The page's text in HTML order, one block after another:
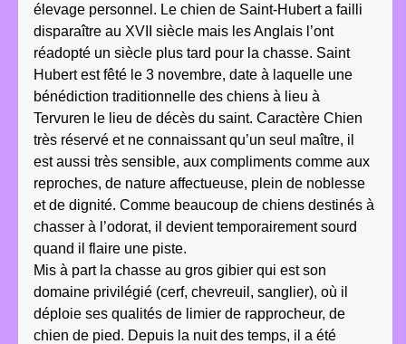
élevage personnel. Le chien de Saint-Hubert a failli
disparaître au XVII siècle mais les Anglais l’ont
réadopté un siècle plus tard pour la chasse. Saint
Hubert est fêté le 3 novembre, date à laquelle une
bénédiction traditionnelle des chiens à lieu à
Tervuren le lieu de décès du saint. Caractère Chien
très réservé et ne connaissant qu’un seul maître, il
est aussi très sensible, aux compliments comme aux
reproches, de nature affectueuse, plein de noblesse
et de dignité. Comme beaucoup de chiens destinés à
chasser à l’odorat, il devient temporairement sourd
quand il flaire une piste.
Mis à part la chasse au gros gibier qui est son
domaine privilégié (cerf, chevreuil, sanglier), où il
déploie ses qualités de limier de rapprocheur, de
chien de pied. Depuis la nuit des temps, il a été